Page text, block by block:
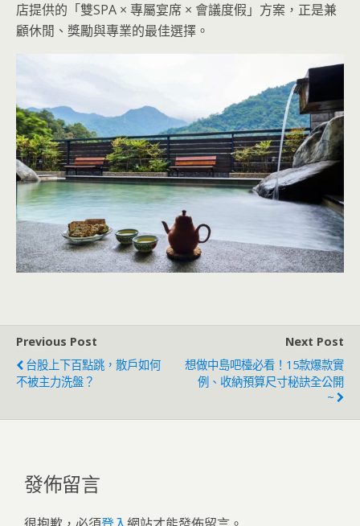
店提供的「雙SPA × 專屬宴席 × 會議度假」方案，正是兼
顧休閒、獎勵與專業的最佳選擇。
Previous Post
台股上下百點跳，散戶如何
不被主力洗盤？
Next Post
想做中島吧檯必看！15款爆款實
例、收納預算尺寸秘訣全公開
~
發佈留言